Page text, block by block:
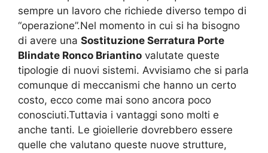
sempre un lavoro che richiede diverso tempo di
“operazione”.Nel momento in cui si ha bisogno
di avere una Sostituzione Serratura Porte
Blindate Ronco Briantino valutate queste
tipologie di nuovi sistemi. Avvisiamo che si parla
comunque di meccanismi che hanno un certo
costo, ecco come mai sono ancora poco
conosciuti.Tuttavia i vantaggi sono molti e
anche tanti. Le gioiellerie dovrebbero essere
quelle che valutano queste nuove strutture,